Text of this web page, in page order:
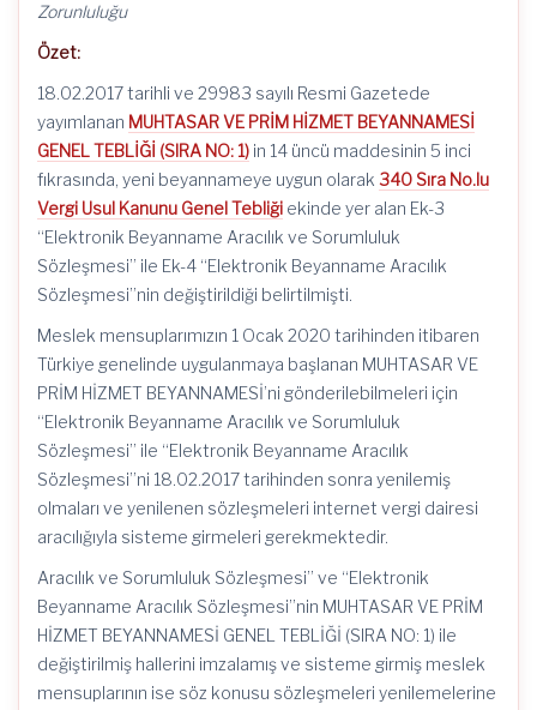
Zorunluluğu
Özet:
18.02.2017 tarihli ve 29983 sayılı Resmi Gazetede
yayımlanan MUHTASAR VE PRİM HİZMET BEYANNAMESİ
GENEL TEBLİĞİ (SIRA NO: 1) in 14 üncü maddesinin 5 inci
fıkrasında, yeni beyannameye uygun olarak 340 Sıra No.lu
Vergi Usul Kanunu Genel Tebliği ekinde yer alan Ek-3
“Elektronik Beyanname Aracılık ve Sorumluluk
Sözleşmesi” ile Ek-4 “Elektronik Beyanname Aracılık
Sözleşmesi”nin değiştirildiği belirtilmişti.
Meslek mensuplarımızın 1 Ocak 2020 tarihinden itibaren
Türkiye genelinde uygulanmaya başlanan MUHTASAR VE
PRİM HİZMET BEYANNAMESİ’ni gönderilebilmeleri için
“Elektronik Beyanname Aracılık ve Sorumluluk
Sözleşmesi” ile “Elektronik Beyanname Aracılık
Sözleşmesi”ni 18.02.2017 tarihinden sonra yenilemiş
olmaları ve yenilenen sözleşmeleri internet vergi dairesi
aracılığıyla sisteme girmeleri gerekmektedir.
Aracılık ve Sorumluluk Sözleşmesi” ve “Elektronik
Beyanname Aracılık Sözleşmesi”nin MUHTASAR VE PRİM
HİZMET BEYANNAMESİ GENEL TEBLİĞİ (SIRA NO: 1) ile
değiştirilmiş hallerini imzalamış ve sisteme girmiş meslek
mensuplarının ise söz konusu sözleşmeleri yenilemelerine